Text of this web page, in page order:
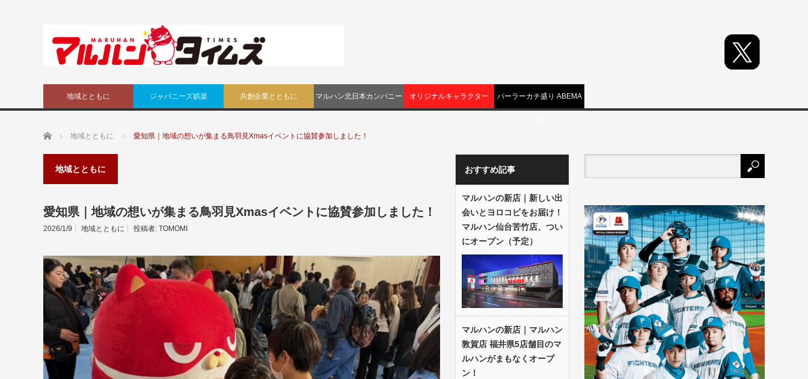
地域とともに ジャパニーズ娯楽 共創企業とともに マルハン北日本カンパニー オリジナルキャラクター パーラーカチ盛り ABEMA
ホーム
地域とともに 愛知県｜地域の想いが集まる鳥羽見Xmasイベントに協賛参加しました！
地域とともに
愛知県｜地域の想いが集まる鳥羽見Xmasイベントに協賛参加しました！
2026/1/9 地域とともに 投稿者: TOMOMI
おすすめ記事
マルハンの新店｜新しい出
会いとヨロコビをお届け！
マルハン仙台苦竹店、つい
にオープン（予定）
マルハンの新店｜マルハン
敦賀店 福井県5店舗目のマ
ルハンがまもなくオープ
ン！